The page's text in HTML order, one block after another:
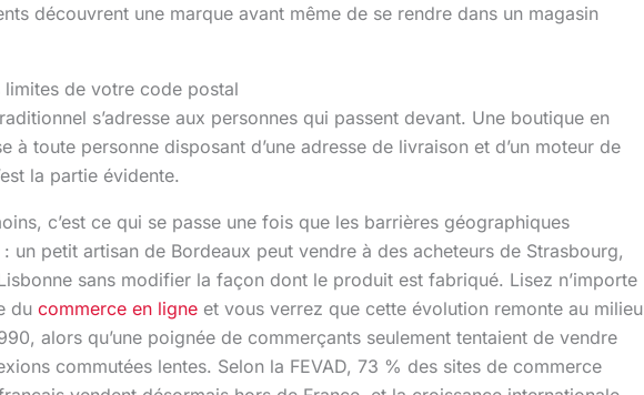
découvrent une marque avant même de se rendre dans un magasin
limites de votre code postal
s’adresse aux personnes qui passent devant. Une boutique en
à toute personne disposant d’une adresse de livraison et d’un moteur de
la partie évidente.
c’est ce qui se passe une fois que les barrières géographiques
un petit artisan de Bordeaux peut vendre à des acheteurs de Strasbourg,
sans modifier la façon dont le produit est fabriqué. Lisez n’importe
du commerce en ligne et vous verrez que cette évolution remonte au milieu
alors qu’une poignée de commerçants seulement tentaient de vendre
commutées lentes. Selon la FEVAD, 73 % des sites de commerce